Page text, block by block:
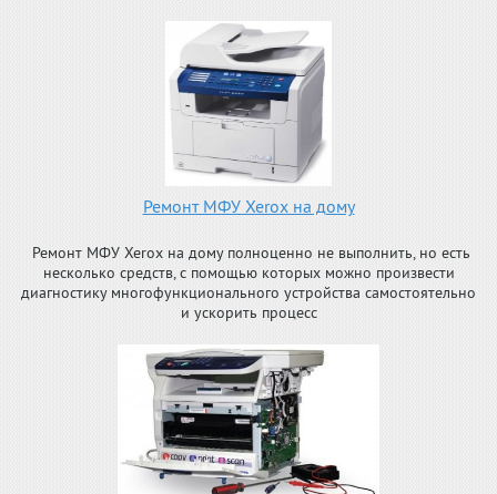
Ремонт МФУ Xerox на дому
Ремонт МФУ Xerox на дому полноценно не выполнить, но есть
несколько средств, с помощью которых можно произвести
диагностику многофункционального устройства самостоятельно
и ускорить процесс